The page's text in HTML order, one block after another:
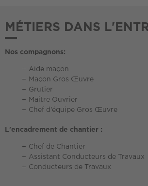
MÉTIERS DANS
Nos compagnons:
Aide maçon
Maçon Gros Œuvre
Grutier
Maitre Ouvrier
Chef d'équipe Gros Œuvre
L'encadrement de chantier :
Chef de Chantier
Assistant Conducteurs de Travaux
Conducteurs de Travaux